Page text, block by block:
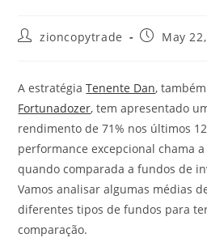
Postzioncopytrade
PostMay
A estratégiaTenente Dan,
Fortunadozer, tem apresentado
rendimento de 71% nos últimos
performance excepcional chama
quando comparada a fundos de
Vamos analisar algumas médias
diferentes tipos de fundos para
comparação.